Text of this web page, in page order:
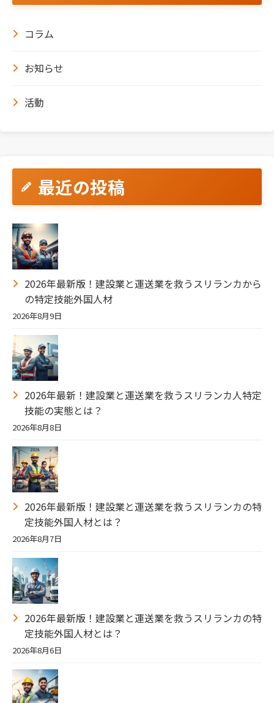
コラム
お知らせ
活動
最近の投稿
2026年最新版！建設業と運送業を救うスリランカから
の特定技能外国人材
2026年8月9日
2026年最新！建設業と運送業を救うスリランカ人特定
技能の実態とは？
2026年8月8日
2026年最新版！建設業と運送業を救うスリランカの特
定技能外国人材とは？
2026年8月7日
2026年最新版！建設業と運送業を救うスリランカの特
定技能外国人材とは？
2026年8月6日